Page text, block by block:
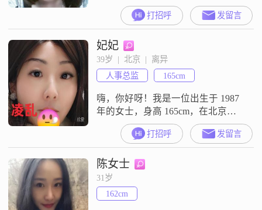
座。出生在一个很普通的家庭里，
从小学到大学一路坦荡，造就了一
个比较独立有主见还有点自信的
我。对待陌生人比较拘束，熟悉后
会比较能扯。生活上比较自律，烟
酒不沾，同时也希望您也如此。之
前谈过二次恋爱，觉得通过那些自
己也成熟了很多。对待感情我的要
求是一定要专一，受不了感
打招呼 发留言
妃妃
39岁  |  北京  |  离异
人事总监
165cm
嗨，你好呀！我是一位出生于 1987
年的女士，身高 165cm，在北京这
座充满活力的城市努力打拼
##3002##我的学历是大学本科，现
在每个月的收入在 8001 - 12000 元之
间##3002##我性格开朗爱笑，总是
以乐观积极的心态去面对生活中的
各种事情##3002##我很独立自信，
遇到困难不会轻易退缩##300
打招呼 发留言
陈女士
31岁
162cm